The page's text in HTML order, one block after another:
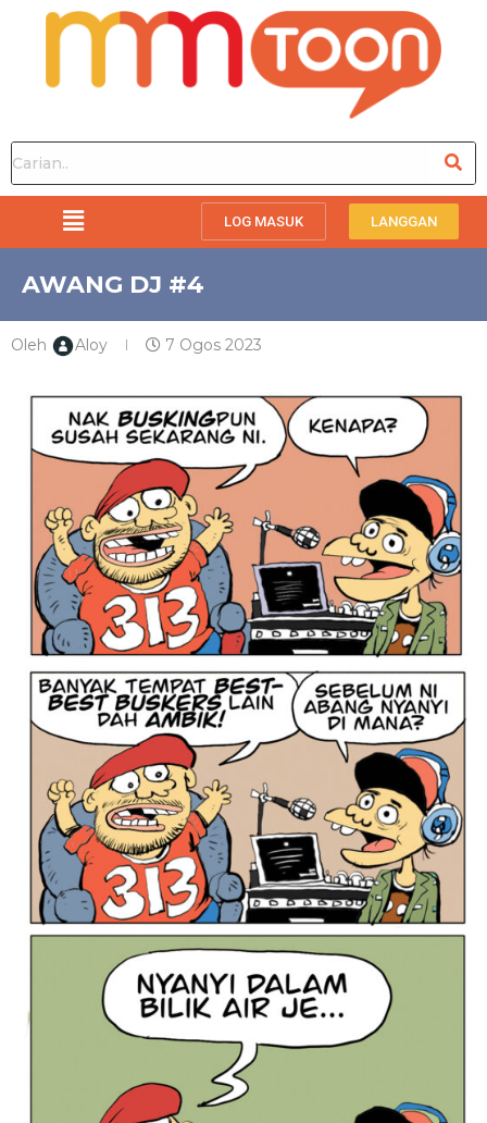
LOG MASUK LANGGAN
AWANG DJ #4
Oleh Aloy 7 Ogos 2023